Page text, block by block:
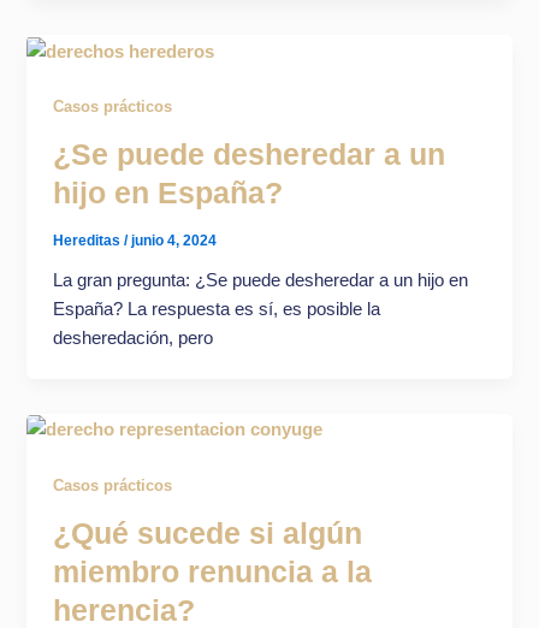
Casos prácticos
¿Se puede desheredar a un
hijo en España?
Hereditas/junio 4, 2024
La gran pregunta: ¿Se puede desheredar a un hijo en
España? La respuesta es sí, es posible la
desheredación, pero
Casos prácticos
¿Qué sucede si algún
miembro renuncia a la
herencia?